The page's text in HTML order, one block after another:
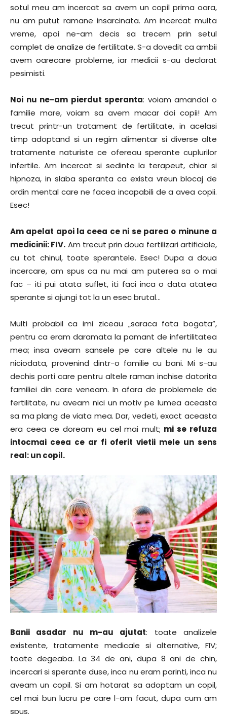
sotul meu am incercat sa avem un copil prima oara,
nu am putut ramane insarcinata. Am incercat multa
vreme, apoi ne-am decis sa trecem prin setul
complet de analize de fertilitate. S-a dovedit ca ambii
avem oarecare probleme, iar medicii s-au declarat
pesimisti.
Noi nu ne-am pierdut speranta: voiam amandoi o
familie mare, voiam sa avem macar doi copii! Am
trecut printr-un tratament de fertilitate, in acelasi
timp adoptand si un regim alimentar si diverse alte
tratamente naturiste ce ofereau sperante cuplurilor
infertile. Am incercat si sedinte la terapeut, chiar si
hipnoza, in slaba speranta ca exista vreun blocaj de
ordin mental care ne facea incapabili de a avea copii.
Esec!
Am apelat apoi la ceea ce ni se parea o minune a
medicinii: FIV. Am trecut prin doua fertilizari artificiale,
cu tot chinul, toate sperantele. Esec! Dupa a doua
incercare, am spus ca nu mai am puterea sa o mai
fac – iti pui atata suflet, iti faci inca o data atatea
sperante si ajungi tot la un esec brutal…
Multi probabil ca imi ziceau „saraca fata bogata”,
pentru ca eram daramata la pamant de infertilitatea
mea; insa aveam sansele pe care altele nu le au
niciodata, provenind dintr-o familie cu bani. Mi s-au
dechis porti care pentru altele raman inchise datorita
familiei din care veneam. In afara de problemele de
fertilitate, nu aveam nici un motiv pe lumea aceasta
sa ma plang de viata mea. Dar, vedeti, exact aceasta
era ceea ce doream eu cel mai mult; mi se refuza
intocmai ceea ce ar fi oferit vietii mele un sens
real: un copil.
Banii asadar nu m-au ajutat: toate analizele
existente, tratamente medicale si alternative, FIV;
toate degeaba. La 34 de ani, dupa 8 ani de chin,
incercari si sperante duse, inca nu eram parinti, inca nu
aveam un copil. Si am hotarat sa adoptam un copil,
cel mai bun lucru pe care l-am facut, dupa cum am
spus.